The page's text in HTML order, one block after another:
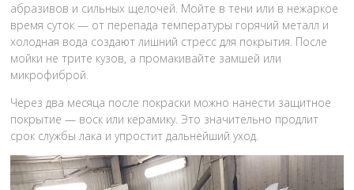
абразивов и сильных щелочей. Мойте в тени или в нежаркое
время суток — от перепада температуры горячий металл и
холодная вода создают лишний стресс для покрытия. После
мойки не трите кузов, а промакивайте замшей или
микрофиброй.
Через два месяца после покраски можно нанести защитное
покрытие — воск или керамику. Это значительно продлит
срок службы лака и упростит дальнейший уход.